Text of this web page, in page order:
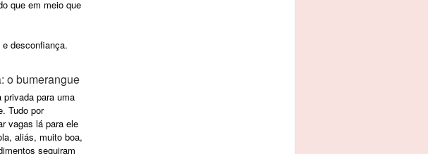
que trabalha com o
em
disso e é natural
Você acredita que
alguma coisa,
intenções que quer
melhor além dos
em que ele
balançando
que em meio que
desconfiança.
o bumerangue
para uma
Tudo por
vagas lá para ele
aliás, muito boa,
seguiram